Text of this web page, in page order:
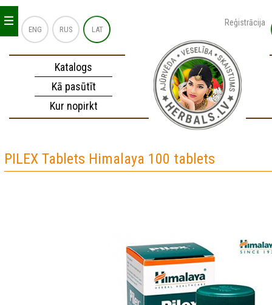
ENG RUS LAT
Reģistrācija
Katalogs
Kā pasūtīt
Kur nopirkt
_
_
_
PILEX Tablets Himalaya 100 tablets